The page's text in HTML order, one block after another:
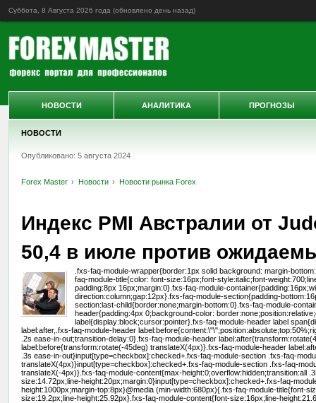
Суббота, 8 Августа 2026 года (обновлено день назад)
НОВОСТИ
Опубликовано: 5 августа 2024
Forex Master Новости Новости рынка Forex
Индекс PMI Австралии от
50,4 в июле против
.fxs-faq-module-wrapper{border:1px solid background: margin-
faq-module-title{color: font-size:16px;font-style:italic;font-
padding:8px 16px;margin:0}.fxs-faq-module-
direction:column;gap:12px}.fxs-faq-module-section{padding-
section:last-child{border:none;margin-bottom:0}.fxs-faq-module-
header{padding:4px 0;background-color:
label{display:block;cursor:pointer}.fxs-faq-module-header label
label:after,.fxs-faq-module-header
.2s ease-in-out;transition-delay:0}.fxs-faq-module-header
label:before{transform:rotate(-45deg) translateX(4px)}.fxs-faq-module-header
.3s ease-in-out}input[type=checkbox]:checked+.fxs-faq-module-section .fxs-faq-
translateX(4px)}input[type=checkbox]:checked+.fxs-faq-module-section .fxs-faq-
translateX(-4px)}.fxs-faq-module-content{max-height:0;overflow:hidden;transition:all
size:14.72px;line-height:20px;margin:0}input[type=checkbox]:checked+.fxs-faq-
height:1000px;margin-top:8px}@media (min-width:680px){.fxs-faq-module-title{font-
size:19.2px;line-height:25.92px}.fxs-faq-module-content{font-size:16px;line-
НОВОСТИ АНАЛИТИКА ПРОГНОЗЫ